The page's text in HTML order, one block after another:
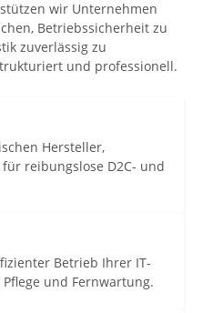
wir Unternehmen
Betriebssicherheit zu
zuverlässig zu
und professionell.
Hersteller,
reibungslose D2C- und
Betrieb Ihrer IT-
und Fernwartung.